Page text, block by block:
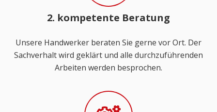
2. kompetente Beratung
Unsere Handwerker beraten Sie gerne vor Ort. Der
Sachverhalt wird geklärt und alle durchzuführenden
Arbeiten werden besprochen.